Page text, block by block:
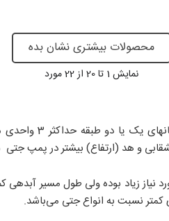
محصولات بیشتری نشان بده
نمایش 1 تا 20 از 22 مورد
پمپ آبرسانی 1 اسب
و هد (ارتفاع) بیشتر در پمپ
زیاد بوده ولی طول مسیر آبدهی
نسبت به انواع جتی می‌باشد.